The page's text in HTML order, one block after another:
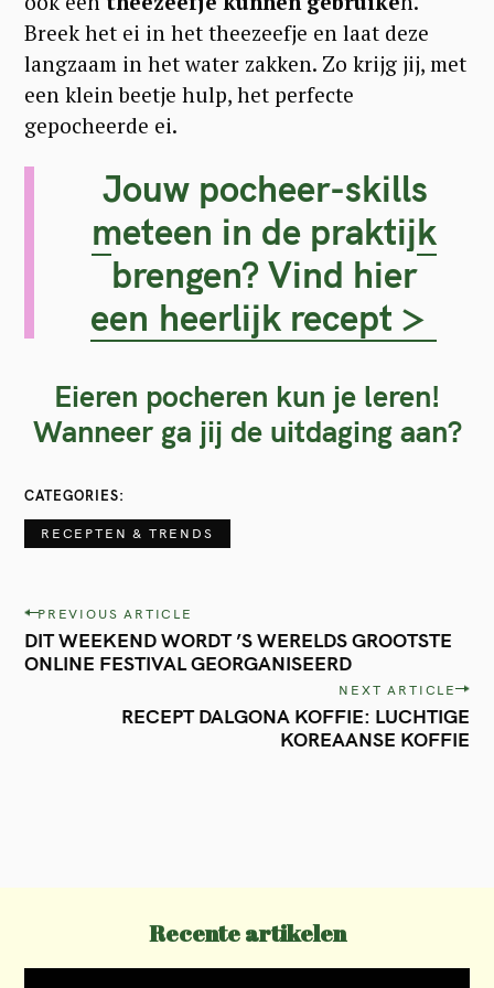
Breek het ei in het theezeefje en laat deze
langzaam in het water zakken. Zo krijg jij, met
een klein beetje hulp, het perfecte
gepocheerde ei.
Jouw pocheer-skills
meteen in de praktijk
brengen? Vind hier
een heerlijk recept >
Eieren pocheren kun je leren!
Wanneer ga jij de uitdaging aan?
CATEGORIES
RECEPTEN & TRENDS
P
o
t
PREVIOUS ARTICLE
DIT WEEKEND WORDT ’S WERELDS GROOTSTE
ONLINE FESTIVAL GEORGANISEERD
NEXT ARTICLE
RECEPT DALGONA KOFFIE: LUCHTIGE
KOREAANSE KOFFIE
Recente artikelen
e
a
c
h
r
: